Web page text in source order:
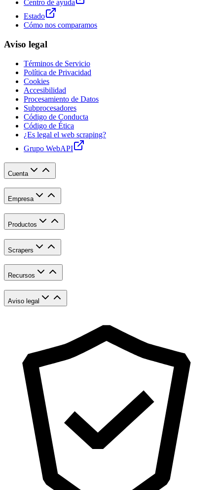
Centro de ayuda
Estado
Cómo nos comparamos
Aviso legal
Términos de Servicio
Política de Privacidad
Cookies
Accesibilidad
Procesamiento de Datos
Subprocesadores
Código de Conducta
Código de Ética
¿Es legal el web scraping?
Grupo WebAPI
Cuenta
Empresa
Productos
Scrapers
Recursos
Aviso legal